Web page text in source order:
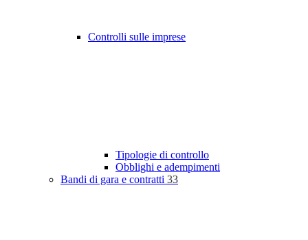
Controlli sulle imprese
Tipologie di controllo
Obblighi e adempimenti
Bandi di gara e contratti 33